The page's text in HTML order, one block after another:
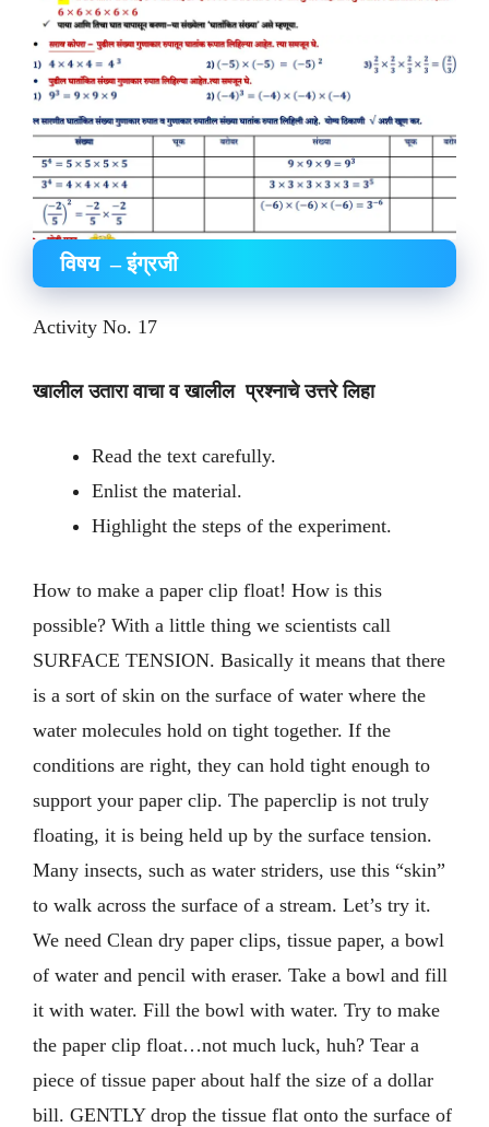
विषय – इंग्रजी
Activity No. 17
खालील उतारा वाचा व खालील प्रश्नाचे उत्तरे लिहा
Read the text carefully.
Enlist the material.
Highlight the steps of the experiment.
How to make a paper clip float! How is this
possible? With a little thing we scientists call
SURFACE TENSION. Basically it means that there
is a sort of skin on the surface of water where the
water molecules hold on tight together. If the
conditions are right, they can hold tight enough to
support your paper clip. The paperclip is not truly
floating, it is being held up by the surface tension.
Many insects, such as water striders, use this “skin”
to walk across the surface of a stream. Let’s try it.
We need Clean dry paper clips, tissue paper, a bowl
of water and pencil with eraser. Take a bowl and fill
it with water. Fill the bowl with water. Try to make
the paper clip float…not much luck, huh? Tear a
piece of tissue paper about half the size of a dollar
bill. GENTLY drop the tissue flat onto the surface of